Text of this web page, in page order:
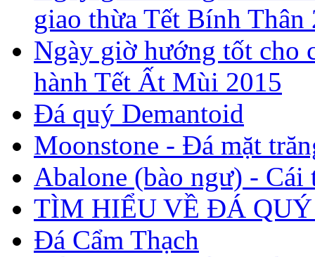
giao thừa Tết Bính Thân
Ngày giờ hướng tốt cho
hành Tết Ất Mùi 2015
Đá quý Demantoid
Moonstone - Đá mặt
Abalone (bào ngư) - Cái
TÌM HIỂU VỀ ĐÁ QUÝ
Đá Cẩm Thạch